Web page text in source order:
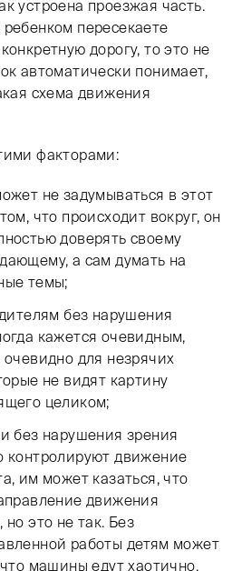
устроена проезжая часть.
пересекаете
дорогу, то это не
автоматически понимает,
схема движения
факторами:
не задумываться в этот
что происходит вокруг, он
доверять своему
а сам думать на
темы;
без нарушения
кажется очевидным,
очевидно для незрячих
не видят картину
целиком;
без нарушения зрения
контролируют движение
им может казаться, что
движения
но это не так. Без
работы детям может
что машины едут хаотично,